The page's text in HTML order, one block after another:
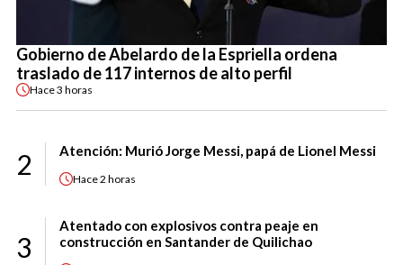
Gobierno de Abelardo de la Espriella ordena
traslado de 117 internos de alto perfil
Hace3 horas
2 Atención: Murió Jorge Messi, papá de Lionel Messi
Hace2 horas
3
Atentado con explosivos contra peaje en
construcción en Santander de Quilichao